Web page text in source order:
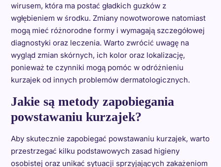
wirusem, która ma postać gładkich guzków z
wgłębieniem w środku. Zmiany nowotworowe natomiast
mogą mieć różnorodne formy i wymagają szczegółowej
diagnostyki oraz leczenia. Warto zwrócić uwagę na
wygląd zmian skórnych, ich kolor oraz lokalizację,
ponieważ te czynniki mogą pomóc w odróżnieniu
kurzajek od innych problemów dermatologicznych.
Jakie są metody zapobiegania
powstawaniu kurzajek?
Aby skutecznie zapobiegać powstawaniu kurzajek, warto
przestrzegać kilku podstawowych zasad higieny
osobistej oraz unikać sytuacji sprzyjających zakażeniom